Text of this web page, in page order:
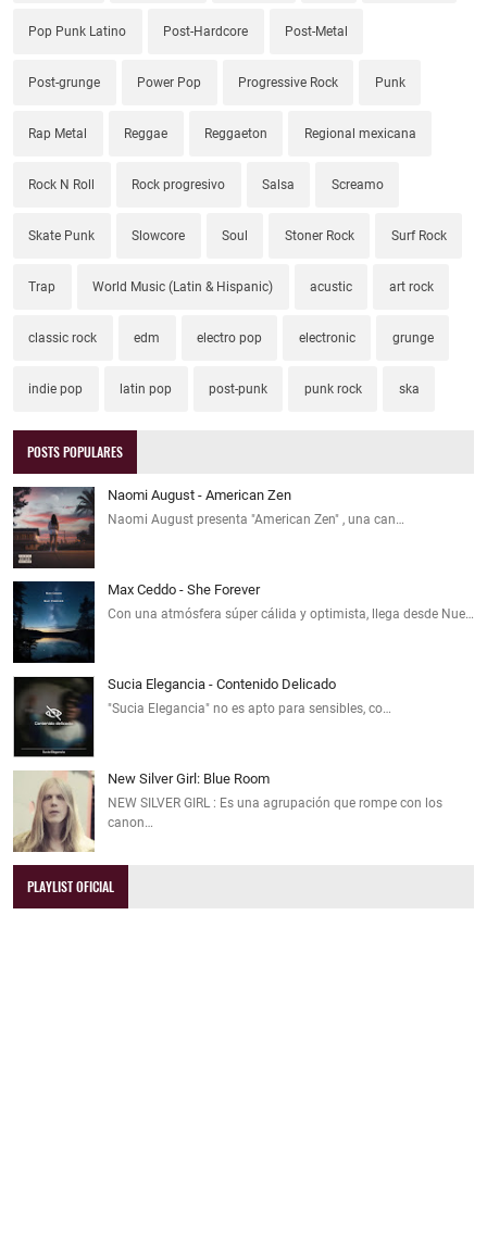
Pop Punk Latino Post-Hardcore Post-Metal
Post-grunge Power Pop Progressive Rock Punk
Rap Metal Reggae Reggaeton Regional mexicana
Rock N Roll Rock progresivo Salsa Screamo
Skate Punk Slowcore Soul Stoner Rock Surf Rock
Trap World Music (Latin & Hispanic) acustic art rock
classic rock edm electro pop electronic grunge
indie pop latin pop post-punk punk rock ska
POSTS POPULARES
Naomi August - American Zen
Naomi August presenta "American Zen" , una can…
Max Ceddo - She Forever
Con una atmósfera súper cálida y optimista, llega desde Nue…
Sucia Elegancia - Contenido Delicado
"Sucia Elegancia" no es apto para sensibles, co…
New Silver Girl: Blue Room
NEW SILVER GIRL : Es una agrupación que rompe con los
canon…
PLAYLIST OFICIAL